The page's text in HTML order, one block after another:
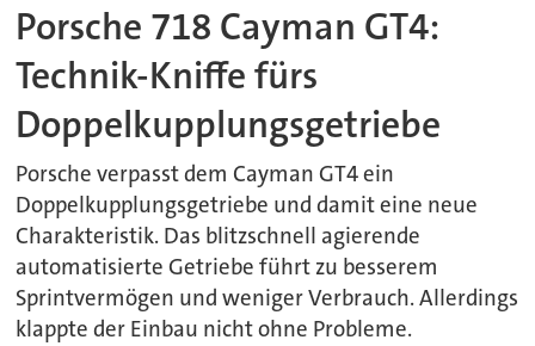
Porsche 718 Cayman GT4:
Technik-Kniffe fürs
Doppelkupplungsgetriebe
Porsche verpasst dem Cayman GT4 ein
Doppelkupplungsgetriebe und damit eine neue
Charakteristik. Das blitzschnell agierende
automatisierte Getriebe führt zu besserem
Sprintvermögen und weniger Verbrauch. Allerdings
klappte der Einbau nicht ohne Probleme.